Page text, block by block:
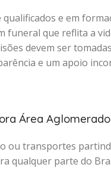
e em
funeral que reflita a
devem ser
e um apoio
Área
ou transportes
qualquer parte do